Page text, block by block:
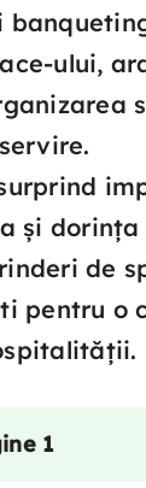
ului,
și dorința
de
pentru o
1